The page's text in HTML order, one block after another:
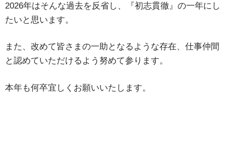
2026年はそんな過去を反省し、『初志貫徹』の一年にし
たいと思います。
また、改めて皆さまの一助となるような存在、仕事仲間
と認めていただけるよう努めて参ります。
本年も何卒宜しくお願いいたします。